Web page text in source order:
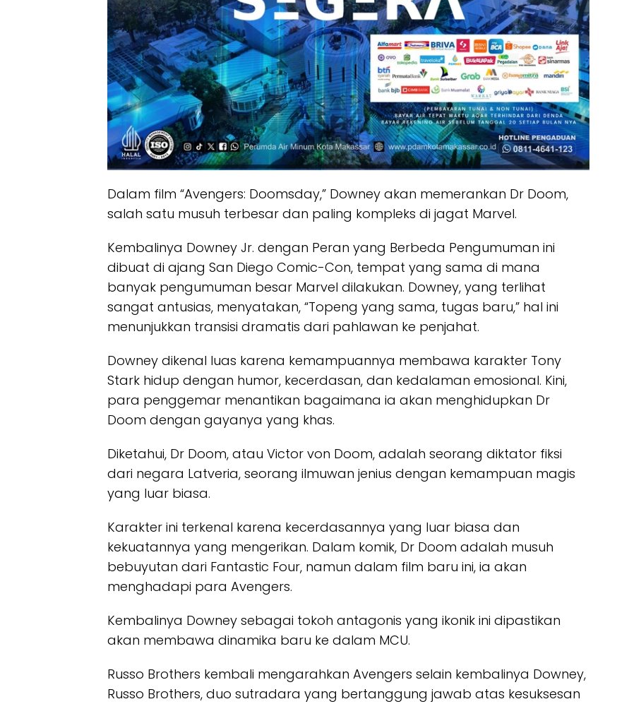
Dalam film “Avengers: Doomsday,” Downey akan memerankan Dr Doom,
salah satu musuh terbesar dan paling kompleks di jagat Marvel.
Kembalinya Downey Jr. dengan Peran yang Berbeda Pengumuman ini
dibuat di ajang San Diego Comic-Con, tempat yang sama di mana
banyak pengumuman besar Marvel dilakukan. Downey, yang terlihat
sangat antusias, menyatakan, “Topeng yang sama, tugas baru,” hal ini
menunjukkan transisi dramatis dari pahlawan ke penjahat.
Downey dikenal luas karena kemampuannya membawa karakter Tony
Stark hidup dengan humor, kecerdasan, dan kedalaman emosional. Kini,
para penggemar menantikan bagaimana ia akan menghidupkan Dr
Doom dengan gayanya yang khas.
Diketahui, Dr Doom, atau Victor von Doom, adalah seorang diktator fiksi
dari negara Latveria, seorang ilmuwan jenius dengan kemampuan magis
yang luar biasa.
Karakter ini terkenal karena kecerdasannya yang luar biasa dan
kekuatannya yang mengerikan. Dalam komik, Dr Doom adalah musuh
bebuyutan dari Fantastic Four, namun dalam film baru ini, ia akan
menghadapi para Avengers.
Kembalinya Downey sebagai tokoh antagonis yang ikonik ini dipastikan
akan membawa dinamika baru ke dalam MCU.
Russo Brothers kembali mengarahkan Avengers selain kembalinya Downey,
Russo Brothers, duo sutradara yang bertanggung jawab atas kesuksesan